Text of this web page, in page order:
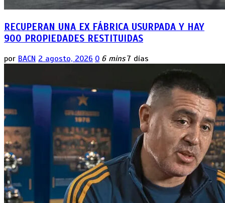
RECUPERAN UNA EX FÁBRICA USURPADA Y HAY
900 PROPIEDADES RESTITUIDAS
por BACN 2 agosto, 2026 0 6 mins 7 días